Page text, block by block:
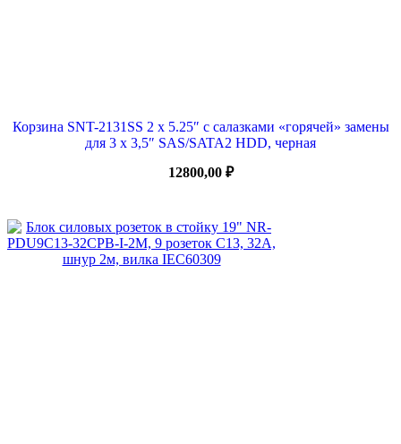
Корзина SNT-2131SS 2 x 5.25″ с салазками «горячей» замены
для 3 х 3,5″ SAS/SATA2 HDD, черная
12800,00 ₽